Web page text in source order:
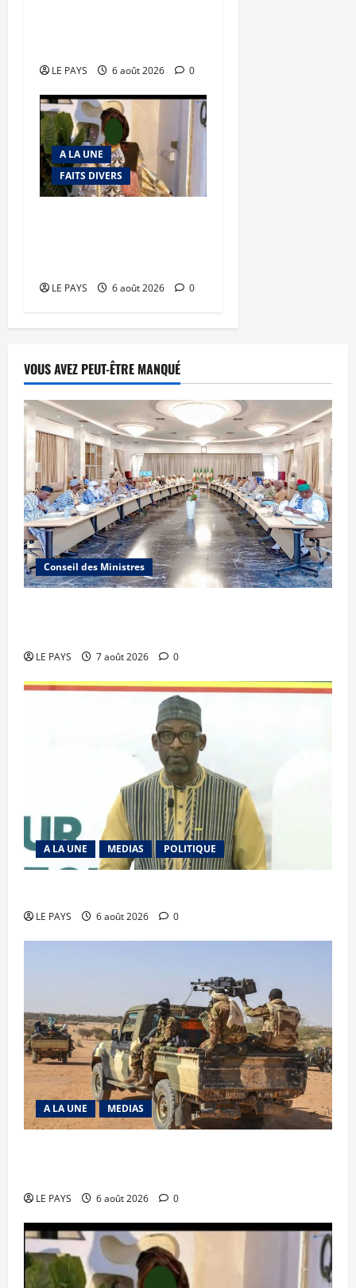
LE PAYS 6 août 2026 0
A LA UNE
FAITS DIVERS
LE PAYS 6 août 2026 0
VOUS AVEZ PEUT-ÊTRE MANQUÉ
Conseil des Ministres
LE PAYS 7 août 2026 0
A LA UNE MEDIAS POLITIQUE
LE PAYS 6 août 2026 0
A LA UNE MEDIAS
LE PAYS 6 août 2026 0